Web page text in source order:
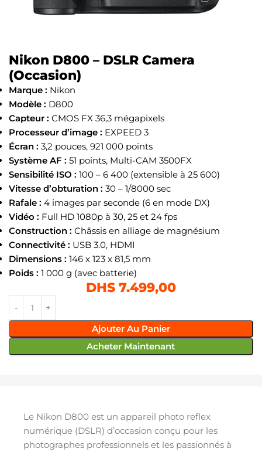
Nikon D800 – DSLR Camera
(Occasion)
Marque : Nikon
Modèle : D800
Capteur : CMOS FX 36,3 mégapixels
Processeur d’image : EXPEED 3
Écran : 3,2 pouces, 921 000 points
Système AF : 51 points, Multi-CAM 3500FX
Sensibilité ISO : 100 – 6 400 (extensible à 25 600)
Vitesse d’obturation : 30 – 1/8000 sec
Rafale : 4 images par seconde (6 en mode DX)
Vidéo : Full HD 1080p à 30, 25 et 24 fps
Construction : Châssis en alliage de magnésium
Connectivité : USB 3.0, HDMI
Dimensions : 146 x 123 x 81,5 mm
Poids : 1 000 g (avec batterie)
DHS7.499,00
Ajouter Au Panier
Acheter Maintenant
Le Nikon D800 est un appareil photo reflex
numérique (DSLR) d’occasion conçu pour les
photographes professionnels et les passionnés à